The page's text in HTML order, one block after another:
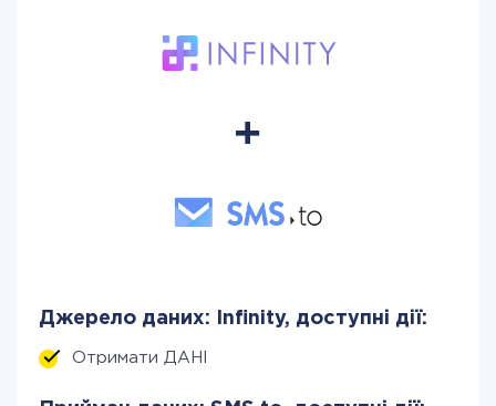
Джерело даних: Infinity, доступні дії:
Отримати ДАНІ